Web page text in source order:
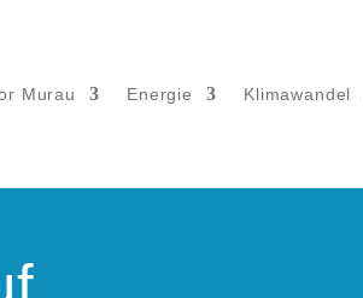
Murau Energie Klimawandel